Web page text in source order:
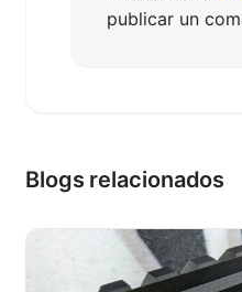
publicar un
Blogs relacionados